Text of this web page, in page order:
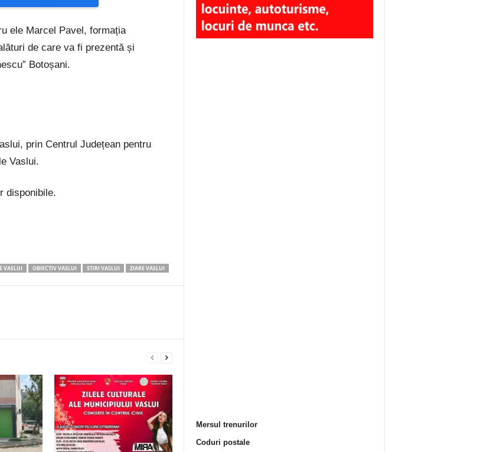
ele Marcel Pavel, formația
de care va fi prezentă și
Botoșani.
prin Centrul Județean pentru
Vaslui.
disponibile.
VASLUI OBIECTIV VASLUI STIRI VASLUI ZIARE VASLUI
Mersul trenurilor
Coduri postale